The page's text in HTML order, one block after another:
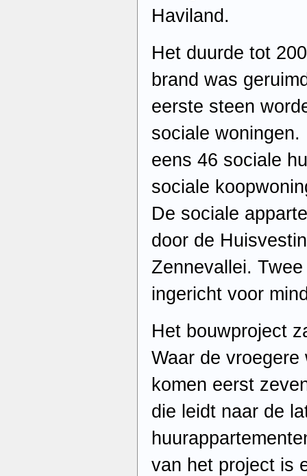
Haviland.
Het duurde tot
brand was
eerste steen
sociale
eens 46 sociale
sociale
De sociale
door de
Zennevallei.
ingericht voor
Het bouwproject
Waar de
komen eerst
die leidt naar de
van het project is